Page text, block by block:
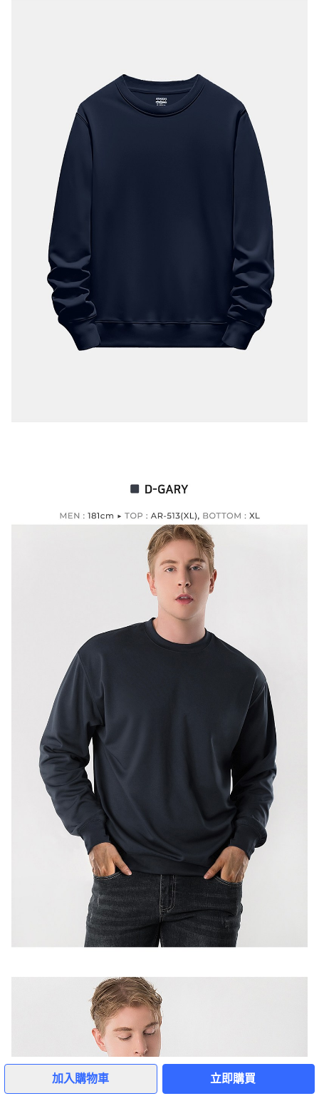
加入購物車 立即購買